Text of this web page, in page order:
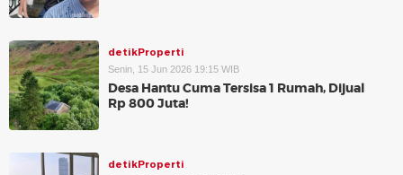
detikProperti
Senin, 15 Jun 2026 19:15 WIB
Desa Hantu Cuma Tersisa 1 Rumah, Dijual
Rp 800 Juta!
detikProperti